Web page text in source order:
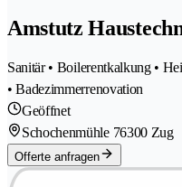
Amstutz
Sanitär • Boilerentkalkung •
• Badezimmerrenovation
Geöffnet
Schochenmühle 76300 Zug
Offerte anfragen